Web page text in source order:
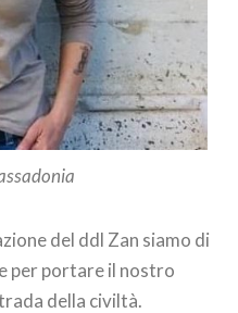
del ddl Zan siamo di
per portare il nostro
della civiltà.